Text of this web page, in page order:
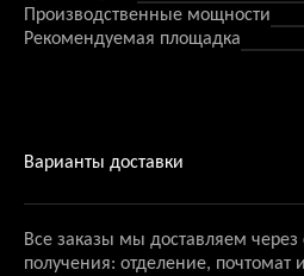
Производственные мощности
Рекомендуемая площадка
Варианты доставки
Все заказы мы доставляем через
получения: отделение, почтомат